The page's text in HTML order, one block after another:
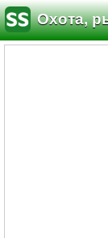
Охота,